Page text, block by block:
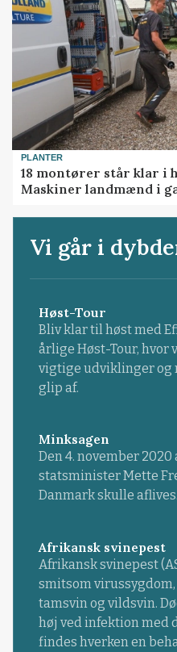
PLANTER
18 montører står klar i
Maskiner landmænd i
Vi går i
Høst-Tour
Bliv klar til høst med
årlige Høst-Tour, hvor
vigtige udviklinger og
glip af.
Minksagen
Den 4. november
statsminister Mette
Danmark skulle aflives.
Afrikansk svinepest
Afrikansk svinepest
smitsom
tamsvin og vildsvin.
høj ved infektion med
findes hverken en